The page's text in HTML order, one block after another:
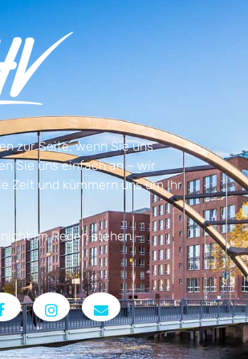
zur Seite, wenn Sie uns
Sie uns einfach an – wir
Zeit und kümmern uns um Ihr
im Regen stehen –